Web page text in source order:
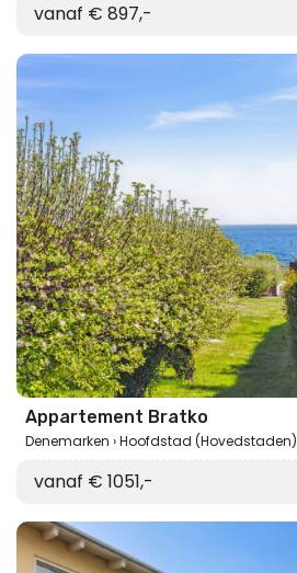
vanaf € 897,-
Appartement Bratko
Denemarken Hoofdstad (Hovedstaden)
vanaf € 1051,-